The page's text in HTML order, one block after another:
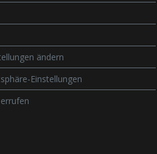
ändern
Einstellungen